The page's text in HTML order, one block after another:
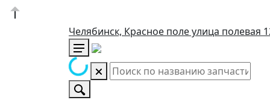
Челябинск, Красное поле улица полевая